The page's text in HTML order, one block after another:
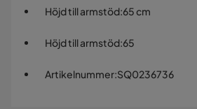
Höjd till armstöd:65 cm
Höjd till armstöd:65
Artikelnummer:SQ0236736